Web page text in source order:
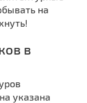
на
в
указана